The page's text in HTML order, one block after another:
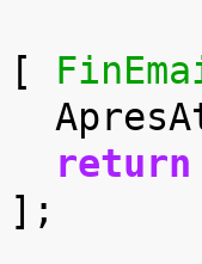
[
return
];